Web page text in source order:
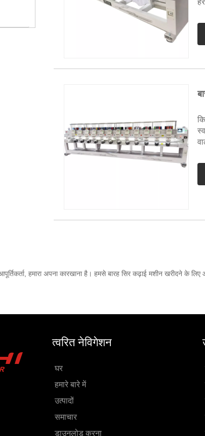
आपूर्तिकर्ता, हमारा अपना कारखाना है। हमसे बारह सिर कढ़ाई मशीन
त्वरित नेविगेशन
घर
हमारे बारे में
उत्पादों
समाचार
डाउनलोड करना